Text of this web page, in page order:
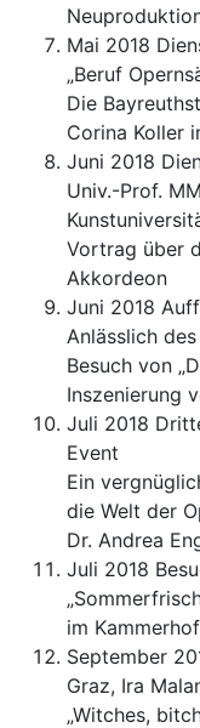
Mai 2018
„Beruf
Die
Corina Koller
Juni 2018
Univ.-Prof.
Vortrag über
Akkordeon
Juni 2018
Anlässlich
Besuch von
Inszenierung
Juli 2018
Event
Ein
die Welt der
Dr. Andrea
Juli 2018
im
September
Graz, Ira
„Witches,